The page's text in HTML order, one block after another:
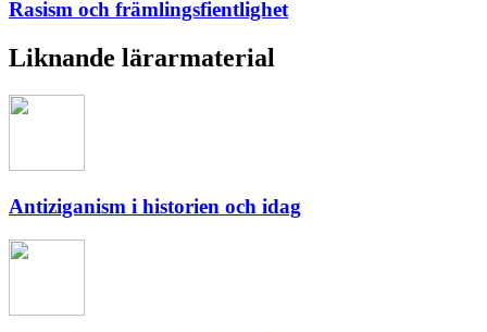
Rasism och främlingsfientlighet
Liknande lärarmaterial
Antiziganism i historien och idag